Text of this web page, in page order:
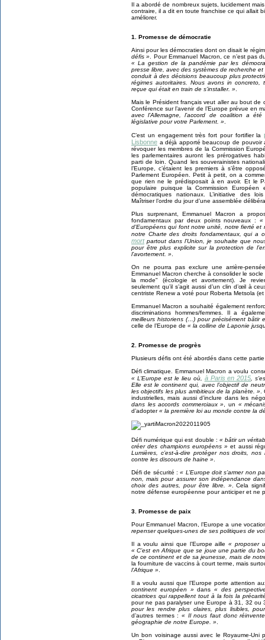
Il a abordé de nombreux sujets, lucidement
contraire, il a dit en toute franchise ce qui allait
améliorer.
1. Promesse de démocratie
Ainsi pour les démocraties dont on disait le
défis »
. Pour Emmanuel Macron, ce n’est pas
« La gestion de la pandémie par les
presse libre, avec des systèmes de recherche
conduit à des décisions beaucoup plus
régimes autoritaires. Nous avons in concreto,
reçue qui était en train de s’installer. »
Mais le Président français veut aller au bout
Conférence sur l’avenir de l’Europe prévue en
avec l’Allemagne, l’accord de coalition a
législative pour votre Parlement. »
C’est un engagement très fort pour fortifier la
Lisbonne a déjà apporté beaucoup de pouvoir
révoquer les membres de la Commission
les parlementaires auront les prérogatives
parti de loin. Quand les souverainistes
l’Europe, c’étaient les premiers à s’être
Parlement Européen. Petit à petit, on a
que rien ne le prédisposait à en avoir. Et le
populaire puisque la Commission
démocratiques nationaux. L’initiative des
Maîtriser l’ordre du jour d’une assemblée
Plus surprenant, Emmanuel Macron a
fondamentaux par deux points nouveaux :«
d’Européens qui font notre unité, notre fierté
notre Charte des droits fondamentaux, qui a
mortpartout dans l’Union, je souhaite que
pour être plus explicite sur la protection de
l’avortement. »
On ne pourra pas exclure une arrière-
Emmanuel Macron cherche à consolider le
la mode" (écologie et avortement). Je
seulement qu’il s’agit aussi d’un clin d’œil à
centriste Renew a voté pour Roberta Metsola
Emmanuel Macron a souhaité également
discriminations hommes/femmes. Il a
meilleurs historiens (…) pour précisément bâtir
celle de l’Europe de « la colline de Laponie
2. Promesse de progrès
Plusieurs défis ont été abordés dans cette
Défi climatique. Emmanuel Macron a voulu
« L’Europe est le lieu où, à Paris en 2015 ,
Elle est le continent qui, avec l’objectif de
les objectifs les plus ambitieux de la planète. »
industrielles, mais aussi d’inclure dans les
dans les accords commerciaux »
, un «
d’adopter« la première loi au monde contre la
Défi numérique qui est double : « bâtir un
créer des champions européens » et aussi
Lumières, c’est-à-dire protéger nos droits,
contre les discours de haine »
Défi de sécurité :« L’Europe doit s’armer non
non, mais pour assurer son indépendance
choix des autres, pour être libre. » . Cela
notre défense européenne pour anticiper et ne
3. Promesse de paix
Pour Emmanuel Macron, l’Europe a une
repenser quelques-unes de ses politiques de
Il a voulu ainsi que l’Europe aille« proposer
« C’est en Afrique que se joue une partie du
de ce continent et de sa jeunesse, mais de
la fourniture de vaccins à court terme, mais
l’Afrique »
Il a voulu aussi que l’Europe porte attention
continent européen » dans« des
cicatrices qui rappellent tout à la fois la
pour ne pas paralyser une Europe à 31, 32 ou
pour les rendre plus claires, plus lisibles,
d’autres termes : « Il nous faut donc
géographie de notre Europe. »
Un bon voisinage aussi avec le Royaume-Uni